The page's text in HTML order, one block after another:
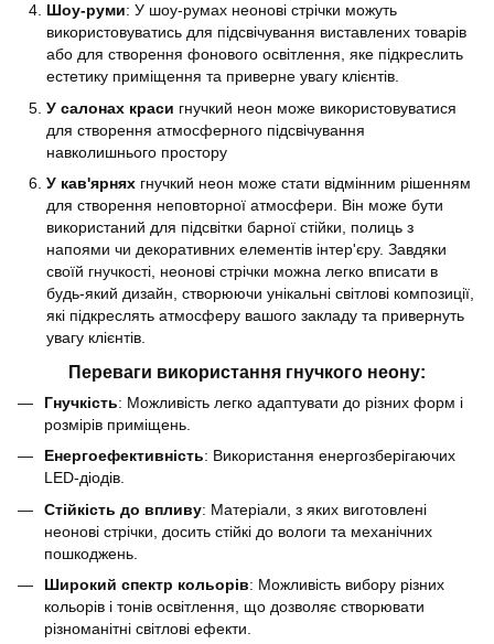
Шоу-руми: У шоу-румах неонові стрічки можуть
використовуватись для підсвічування виставлених товарів
або для створення фонового освітлення, яке підкреслить
естетику приміщення та приверне увагу клієнтів.
У салонах краси гнучкий неон може використовуватися
для створення атмосферного підсвічування
навколишнього простору
У кав'ярнях гнучкий неон може стати відмінним рішенням
для створення неповторної атмосфери. Він може бути
використаний для підсвітки барної стійки, полиць з
напоями чи декоративних елементів інтер'єру. Завдяки
своїй гнучкості, неонові стрічки можна легко вписати в
будь-який дизайн, створюючи унікальні світлові композиції,
які підкреслять атмосферу вашого закладу та привернуть
увагу клієнтів.
Переваги використання гнучкого неону:
Гнучкість: Можливість легко адаптувати до різних форм і
розмірів приміщень.
Енергоефективність: Використання енергозберігаючих
LED-діодів.
Стійкість до впливу: Матеріали, з яких виготовлені
неонові стрічки, досить стійкі до вологи та механічних
пошкоджень.
Широкий спектр кольорів: Можливість вибору різних
кольорів і тонів освітлення, що дозволяє створювати
різноманітні світлові ефекти.